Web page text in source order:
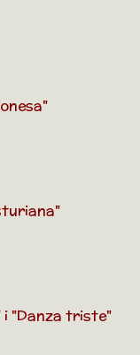
i "Danza triste"